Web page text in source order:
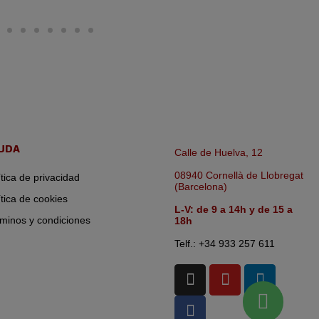
de privacidad
de cookies
y condiciones
Calle de Huelva, 12
08940 Cornellà de Llobregat
(Barcelona)
L-V: de 9 a 14h y de 15 a
18h
Telf.: +34 933 257 611